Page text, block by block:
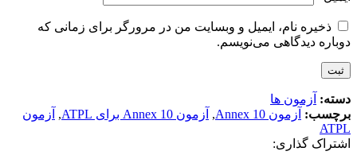
ذخیره نام، ایمیل و وبسایت من در مرورگر برای زمانی که
دوباره دیدگاهی می‌نویسم.
دسته: آزمون ها
برچسب: آزمون Annex 10 , آزمون Annex 10 برای ATPL , آزمون
ATPL
اشتراک گذاری: